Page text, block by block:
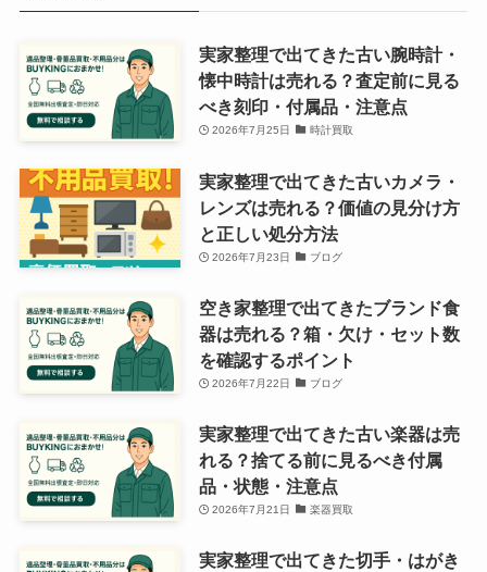
実家整理で出てきた古い腕時計・
懐中時計は売れる？査定前に見る
べき刻印・付属品・注意点
2026年7月25日 時計買取
実家整理で出てきた古いカメラ・
レンズは売れる？価値の見分け方
と正しい処分方法
2026年7月23日 ブログ
空き家整理で出てきたブランド食
器は売れる？箱・欠け・セット数
を確認するポイント
2026年7月22日 ブログ
実家整理で出てきた古い楽器は売
れる？捨てる前に見るべき付属
品・状態・注意点
2026年7月21日 楽器買取
実家整理で出てきた切手・はがき